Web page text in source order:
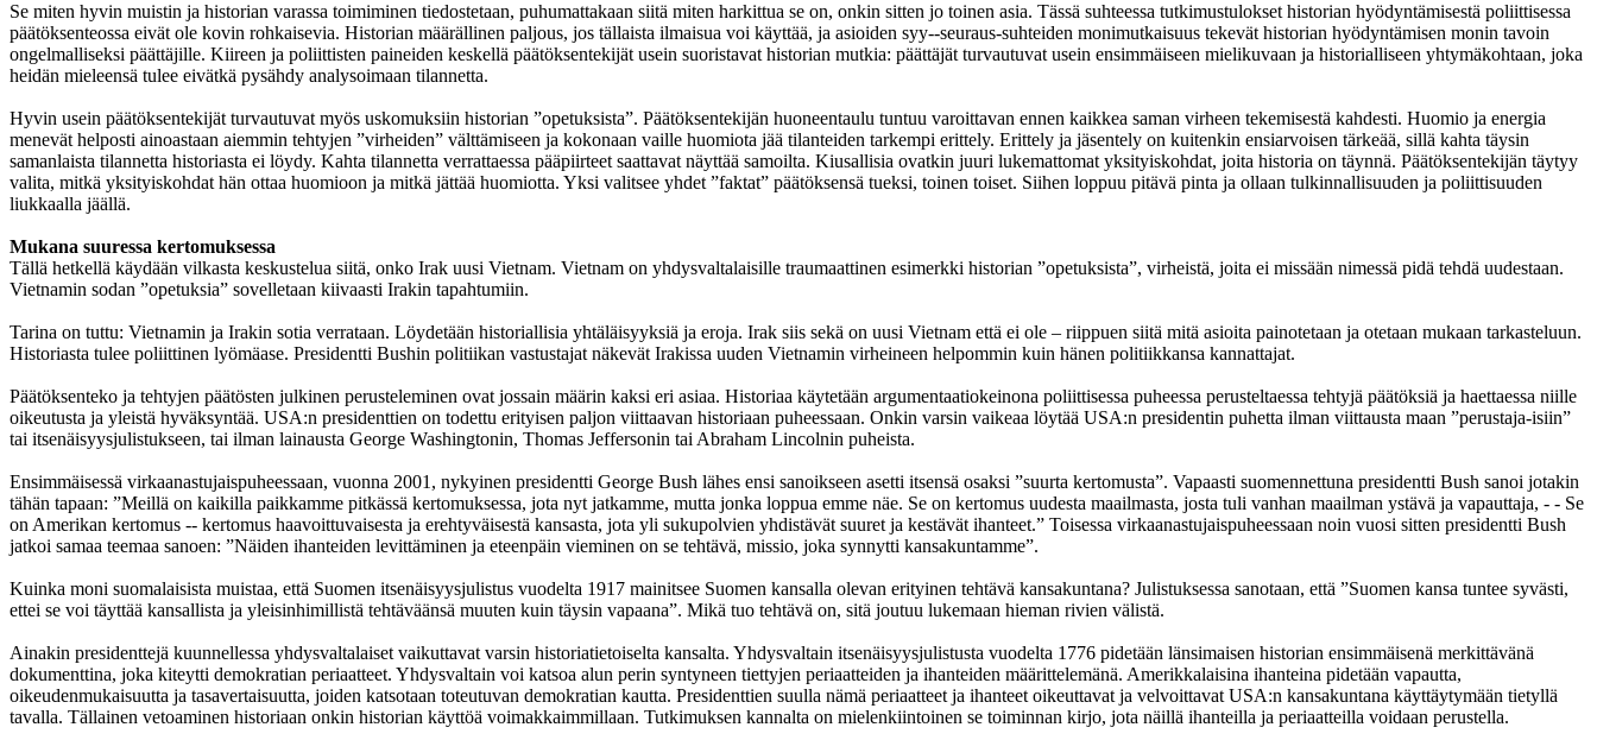
Se miten hyvin muistin ja historian varassa toimiminen tiedostetaan, puhumattakaan siitä miten harkittua se on, onkin sitten jo toinen asia. Tässä suhteessa tutkimustulokset historian hyödyntämisestä poliittisessa
päätöksenteossa eivät ole kovin rohkaisevia. Historian määrällinen paljous, jos tällaista ilmaisua voi käyttää, ja asioiden syy--seuraus-suhteiden monimutkaisuus tekevät historian hyödyntämisen monin tavoin
ongelmalliseksi päättäjille. Kiireen ja poliittisten paineiden keskellä päätöksentekijät usein suoristavat historian mutkia: päättäjät turvautuvat usein ensimmäiseen mielikuvaan ja historialliseen yhtymäkohtaan, joka
heidän mieleensä tulee eivätkä pysähdy analysoimaan tilannetta.
Hyvin usein päätöksentekijät turvautuvat myös uskomuksiin historian ”opetuksista”. Päätöksentekijän huoneentaulu tuntuu varoittavan ennen kaikkea saman virheen tekemisestä kahdesti. Huomio ja energia
menevät helposti ainoastaan aiemmin tehtyjen ”virheiden” välttämiseen ja kokonaan vaille huomiota jää tilanteiden tarkempi erittely. Erittely ja jäsentely on kuitenkin ensiarvoisen tärkeää, sillä kahta täysin
samanlaista tilannetta historiasta ei löydy. Kahta tilannetta verrattaessa pääpiirteet saattavat näyttää samoilta. Kiusallisia ovatkin juuri lukemattomat yksityiskohdat, joita historia on täynnä. Päätöksentekijän täytyy
valita, mitkä yksityiskohdat hän ottaa huomioon ja mitkä jättää huomiotta. Yksi valitsee yhdet ”faktat” päätöksensä tueksi, toinen toiset. Siihen loppuu pitävä pinta ja ollaan tulkinnallisuuden ja poliittisuuden
liukkaalla jäällä.
Mukana suuressa kertomuksessa
Tällä hetkellä käydään vilkasta keskustelua siitä, onko Irak uusi Vietnam. Vietnam on yhdysvaltalaisille traumaattinen esimerkki historian ”opetuksista”, virheistä, joita ei missään nimessä pidä tehdä uudestaan.
Vietnamin sodan ”opetuksia” sovelletaan kiivaasti Irakin tapahtumiin.
Tarina on tuttu: Vietnamin ja Irakin sotia verrataan. Löydetään historiallisia yhtäläisyyksiä ja eroja. Irak siis sekä on uusi Vietnam että ei ole – riippuen siitä mitä asioita painotetaan ja otetaan mukaan tarkasteluun.
Historiasta tulee poliittinen lyömäase. Presidentti Bushin politiikan vastustajat näkevät Irakissa uuden Vietnamin virheineen helpommin kuin hänen politiikkansa kannattajat.
Päätöksenteko ja tehtyjen päätösten julkinen perusteleminen ovat jossain määrin kaksi eri asiaa. Historiaa käytetään argumentaatiokeinona poliittisessa puheessa perusteltaessa tehtyjä päätöksiä ja haettaessa niille
oikeutusta ja yleistä hyväksyntää. USA:n presidenttien on todettu erityisen paljon viittaavan historiaan puheessaan. Onkin varsin vaikeaa löytää USA:n presidentin puhetta ilman viittausta maan ”perustaja-isiin”
tai itsenäisyysjulistukseen, tai ilman lainausta George Washingtonin, Thomas Jeffersonin tai Abraham Lincolnin puheista.
Ensimmäisessä virkaanastujaispuheessaan, vuonna 2001, nykyinen presidentti George Bush lähes ensi sanoikseen asetti itsensä osaksi ”suurta kertomusta”. Vapaasti suomennettuna presidentti Bush sanoi jotakin
tähän tapaan: ”Meillä on kaikilla paikkamme pitkässä kertomuksessa, jota nyt jatkamme, mutta jonka loppua emme näe. Se on kertomus uudesta maailmasta, josta tuli vanhan maailman ystävä ja vapauttaja, - - Se
on Amerikan kertomus -- kertomus haavoittuvaisesta ja erehtyväisestä kansasta, jota yli sukupolvien yhdistävät suuret ja kestävät ihanteet.” Toisessa virkaanastujaispuheessaan noin vuosi sitten presidentti Bush
jatkoi samaa teemaa sanoen: ”Näiden ihanteiden levittäminen ja eteenpäin vieminen on se tehtävä, missio, joka synnytti kansakuntamme”.
Kuinka moni suomalaisista muistaa, että Suomen itsenäisyysjulistus vuodelta 1917 mainitsee Suomen kansalla olevan erityinen tehtävä kansakuntana? Julistuksessa sanotaan, että ”Suomen kansa tuntee syvästi,
ettei se voi täyttää kansallista ja yleisinhimillistä tehtäväänsä muuten kuin täysin vapaana”. Mikä tuo tehtävä on, sitä joutuu lukemaan hieman rivien välistä.
Ainakin presidenttejä kuunnellessa yhdysvaltalaiset vaikuttavat varsin historiatietoiselta kansalta. Yhdysvaltain itsenäisyysjulistusta vuodelta 1776 pidetään länsimaisen historian ensimmäisenä merkittävänä
dokumenttina, joka kiteytti demokratian periaatteet. Yhdysvaltain voi katsoa alun perin syntyneen tiettyjen periaatteiden ja ihanteiden määrittelemänä. Amerikkalaisina ihanteina pidetään vapautta,
oikeudenmukaisuutta ja tasavertaisuutta, joiden katsotaan toteutuvan demokratian kautta. Presidenttien suulla nämä periaatteet ja ihanteet oikeuttavat ja velvoittavat USA:n kansakuntana käyttäytymään tietyllä
tavalla. Tällainen vetoaminen historiaan onkin historian käyttöä voimakkaimmillaan. Tutkimuksen kannalta on mielenkiintoinen se toiminnan kirjo, jota näillä ihanteilla ja periaatteilla voidaan perustella.